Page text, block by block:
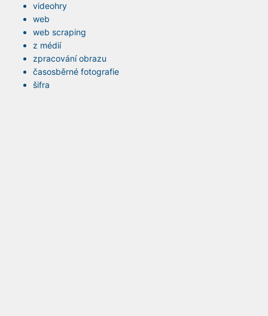
videohry
web
web scraping
z médií
zpracování obrazu
časosběrné fotografie
šifra